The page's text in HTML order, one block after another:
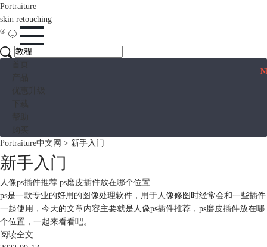
Portraiture
skin retouching
®
Portraiture中文网 > 新手入门
新手入门
人像ps插件推荐 ps磨皮插件放在哪个位置
ps是一款专业的好用的图像处理软件，用于人像修图时经常会和一些插件
一起使用，今天的文章内容主要就是人像ps插件推荐，ps磨皮插件放在哪
个位置，一起来看看吧。
阅读全文